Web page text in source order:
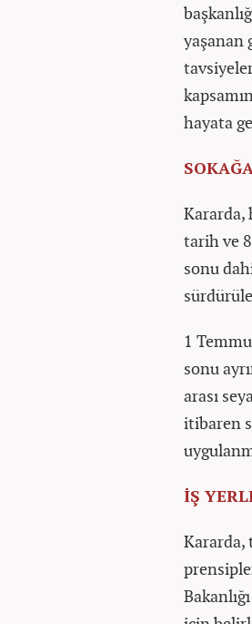
yaşanan
hayata
Kararda,
tarih ve
sonu
1
sonu
arası
itibaren
İŞ
Kararda,